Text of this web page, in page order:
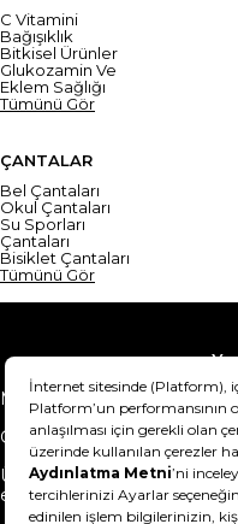
C Vitamini
Bağışıklık
Bitkisel Ürünler
Glukozamin Ve
Eklem Sağlığı
Tümünü Gör
ÇANTALAR
Bel Çantaları
Okul Çantaları
Su Sporları
Çantaları
Bisiklet Çantaları
Tümünü Gör
Mesafeli Satış Sözleşmesi
Gizlilik Sözleşmesi
Ürünümü nasıl iade
edebilirim?